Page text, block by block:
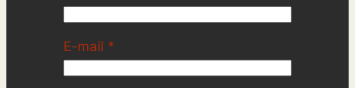
E-mail *